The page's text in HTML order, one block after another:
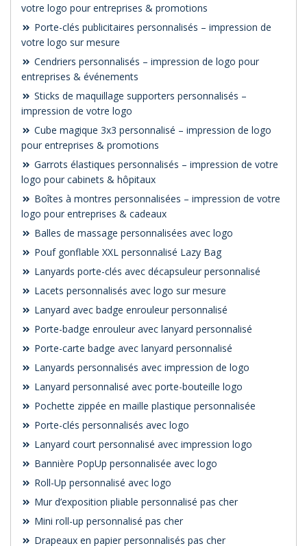
votre logo pour entreprises & promotions
Porte-clés publicitaires personnalisés – impression de
votre logo sur mesure
Cendriers personnalisés – impression de logo pour
entreprises & événements
Sticks de maquillage supporters personnalisés –
impression de votre logo
Cube magique 3x3 personnalisé – impression de logo
pour entreprises & promotions
Garrots élastiques personnalisés – impression de votre
logo pour cabinets & hôpitaux
Boîtes à montres personnalisées – impression de votre
logo pour entreprises & cadeaux
Balles de massage personnalisées avec logo
Pouf gonflable XXL personnalisé Lazy Bag
Lanyards porte-clés avec décapsuleur personnalisé
Lacets personnalisés avec logo sur mesure
Lanyard avec badge enrouleur personnalisé
Porte-badge enrouleur avec lanyard personnalisé
Porte-carte badge avec lanyard personnalisé
Lanyards personnalisés avec impression de logo
Lanyard personnalisé avec porte-bouteille logo
Pochette zippée en maille plastique personnalisée
Porte-clés personnalisés avec logo
Lanyard court personnalisé avec impression logo
Bannière PopUp personnalisée avec logo
Roll-Up personnalisé avec logo
Mur d’exposition pliable personnalisé pas cher
Mini roll-up personnalisé pas cher
Drapeaux en papier personnalisés pas cher